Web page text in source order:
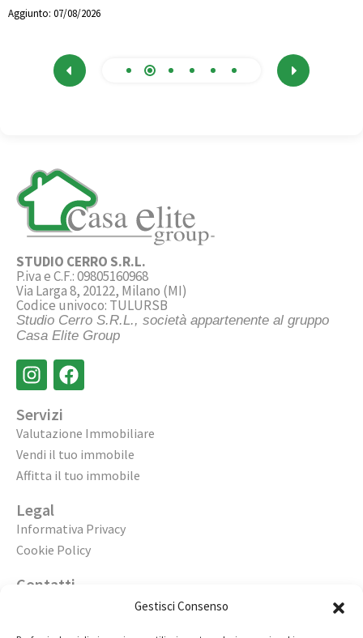
Gestisci Consenso
Aggiunto: 07/08/2026
STUDIO CERRO S.R.L.
P.iva e C.F.: 09805160968
Via Larga 8, 20122, Milano (MI)
Codice univoco: TULURSB
Studio Cerro S.R.L., società appartenente al gruppo
Casa Elite Group
Servizi
Valutazione Immobiliare
Vendi il tuo immobile
Affitta il tuo immobile
Legal
Informativa Privacy
Cookie Policy
Contatti